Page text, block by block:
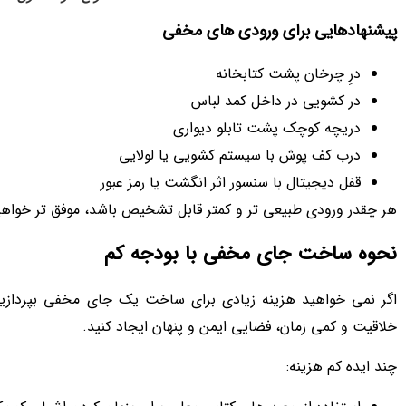
پیشنهادهایی برای ورودی‌ های مخفی
درِ چرخان پشت کتابخانه
در کشویی در داخل کمد لباس
دریچه کوچک پشت تابلو دیواری
درب کف‌ پوش با سیستم کشویی یا لولایی
قفل دیجیتال با سنسور اثر انگشت یا رمز عبور
هر چقدر ورودی طبیعی‌ تر و کمتر قابل تشخیص باشد، موفق‌ تر
نحوه ساخت جای مخفی با بودجه کم
اگر نمی‌ خواهید هزینه زیادی برای ساخت یک جای مخفی
خلاقیت و کمی زمان، فضایی ایمن و پنهان ایجاد کنید.
چند ایده کم‌ هزینه: